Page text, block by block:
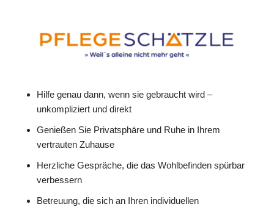
Hilfe genau dann, wenn sie gebraucht wird –
unkompliziert und direkt
Genießen Sie Privatsphäre und Ruhe in Ihrem
vertrauten Zuhause
Herzliche Gespräche, die das Wohlbefinden spürbar
verbessern
Betreuung, die sich an Ihren individuellen